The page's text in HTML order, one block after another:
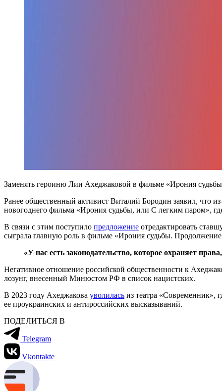
Заменять героиню Лии Ахеджаковой в фильме «Ирония
Ранее общественный активист Виталий Бородин заявил, что
новогоднего фильма «Ирония судьбы, или С легким паром»,
В связи с этим поступило предложение отредактировать
сыграла главную роль в фильме «Ирония судьбы.
«У нас есть законодательство, которое охраняет
Негативное отношение российской общественности к
лозунг, внесенный Минюстом РФ в список нацистских.
В 2023 году Ахеджакова уволилась из театра «Современник»,
ее проукраинских и антироссийских высказываний.
ПОДЕЛИТЬСЯ В
Telegram
Vkontakte